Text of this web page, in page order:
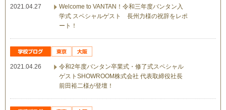
2021.04.27
Welcome to VANTAN！令和三年度バンタン入
学式 スペシャルゲスト 長州力様の祝辞をレポ
ート！
2021.04.26
令和2年度バンタン卒業式・修了式スペシャル
ゲストSHOWROOM株式会社 代表取締役社長
前田裕二様が登壇！